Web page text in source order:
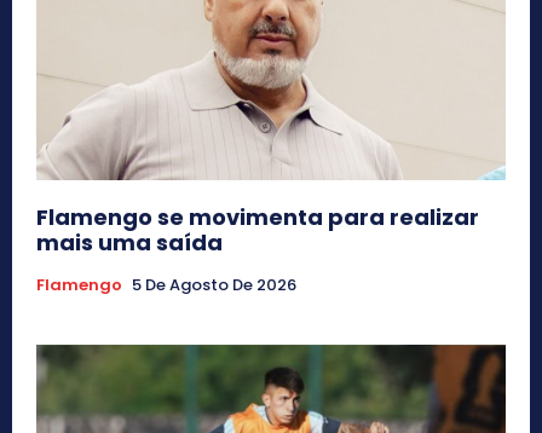
Flamengo se movimenta para realizar
mais uma saída
Flamengo 5 De Agosto De 2026